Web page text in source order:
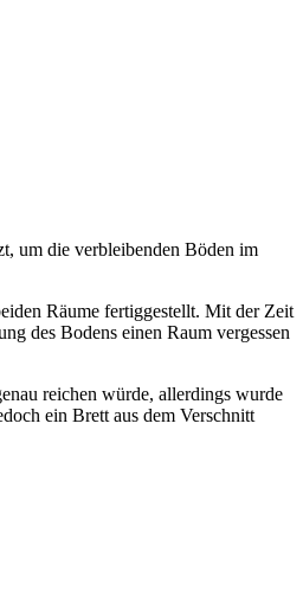
um die verbleibenden Böden im
Räume fertiggestellt. Mit der Zeit
des Bodens einen Raum vergessen
reichen würde, allerdings wurde
ein Brett aus dem Verschnitt